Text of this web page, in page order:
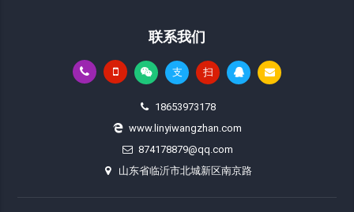
联系我们
支 扫
18653973178
www.linyiwangzhan.com
874178879@qq.com
山东省临沂市北城新区南京路